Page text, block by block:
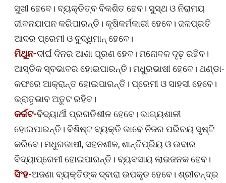
ସୁଖୀ ହେବେ। ବ୍ୟକ୍ତିତ୍ବ ବିକଶିତ ହେବ। ସୁସ୍ଥ ଓ ନିରାମୟ
ଜୀବନଯାପନ କରିପାରନ୍ତି। କୃଷିକର୍ମକାରୀ ହେବେ। ଜଳପ୍ରତି
ଆଦର ପ୍ରେମୀ ଓ ବୁଦ୍ଧିମାନ୍ ହେବେ।
ମିଥୁନ-ଦୀର୍ଘ ଦିନର ଆଶା ପୂରଣ ହେବ। ମନୋବଳ ଦୃଢ଼ ରହିବ।
ଆସ୍ତିକ ସ୍ବଭାବର ହୋଇପାରନ୍ତି। ମଧୁରଭାଷୀ ହେବେ। ଥଣ୍ଡା-
କଫରେ ଆକ୍ରାନ୍ତ ହୋଇପାରନ୍ତି। ପ୍ରେମୀ ଓ ସାହସୀ ହେବେ।
ଭ୍ରାତୃଭାବ ଅତୁଟ ରହିବ।
କର୍କଟ-ବିଦ୍ୟାର୍ଥୀ ପ୍ରଗତିଶୀଳ ହେବେ। ଭାଗ୍ୟଶାଳୀ
ହୋଇପାରନ୍ତି। ବିଶିଷ୍ଟ ବ୍ୟକ୍ତି ଭାବେ ନିଜର ପରିଚୟ ସୃଷ୍ଟି
କରିବେ। ମଧୁରଭାଷୀ, ସହନଶୀଳ, ଶାନ୍ତିପ୍ରିୟ ଓ ଉଦାର
ବିଦ୍ୟାପ୍ରେମୀ ହୋଇପାରନ୍ତି। ବ୍ୟବସାୟ ଲାଭଜନକ ହେବ।
ସିଂହ-ଅଜଣା ବ୍ୟକ୍ତିଙ୍କ ଦ୍ବାରା ଉପକୃତ ହେବେ। ଶ୍ରୀଚନ୍ଦ୍ର